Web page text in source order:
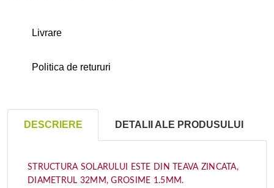
Livrare
Politica de retururi
DESCRIERE DETALII ALE PRODUSULUI
STRUCTURA SOLARULUI ESTE DIN TEAVA ZINCATA,
DIAMETRUL 32MM, GROSIME 1.5MM.